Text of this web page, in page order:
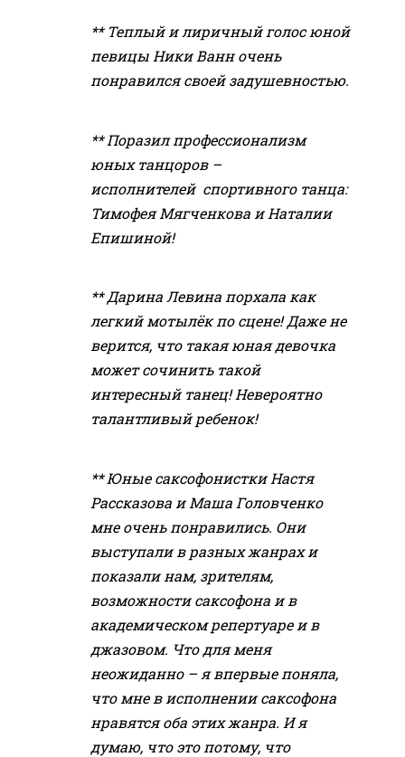
** Теплый и лиричный голос юной
певицы Ники Ванн очень
понравился своей задушевностью.
** Поразил профессионализм
юных танцоров –
исполнителей спортивного танца:
Тимофея Мягченкова и Наталии
Епишиной!
** Дарина Левина порхала как
легкий мотылёк по сцене! Даже не
верится, что такая юная девочка
может сочинить такой
интересный танец! Невероятно
талантливый ребенок!
** Юные саксофонистки Настя
Рассказова и Маша Головченко
мне очень понравились. Они
выступали в разных жанрах и
показали нам, зрителям,
возможности саксофона и в
академическом репертуаре и в
джазовом. Что для меня
неожиданно – я впервые поняла,
что мне в исполнении саксофона
нравятся оба этих жанра. И я
думаю, что это потому, что